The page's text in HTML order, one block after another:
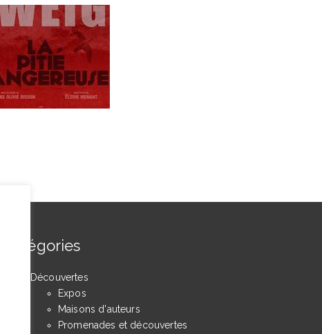
Catégories
Découvertes
Expos
Maisons d'auteurs
Promenades et découvertes